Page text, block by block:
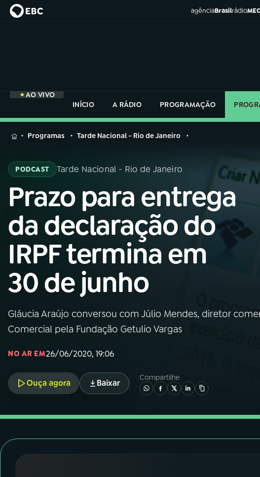
agênciaBrasilrádio
AO VIVO
INÍCIO
A RÁDIO PROGRAMAÇÃO
MENU
Buscar
na
Rádio
Nacional
AO VIVO
01INÍCIO
02 A RÁDIO
03PROGRAMAÇÃO
05 PODCASTS
na
Rádio
Programas Tarde Nacional - Rio de Janeiro
PODCAST Tarde Nacional - Rio de Janeiro
Prazo para entrega
da declaração do
IRPF termina em
30 de junho
Gláucia Araújo conversou com Júlio Mendes, diretor
Comercial pela Fundação Getulio Vargas
NO AR EM26/06/2020, 19:06
Ouça agora Baixar
Compartilhe